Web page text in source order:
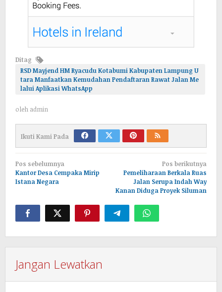
Ditag
RSD Mayjend HM Ryacudu Kotabumi Kabupaten Lampung U
tara Manfaatkan Kemudahan Pendaftaran Rawat Jalan Me
lalui Aplikasi WhatsApp
oleh admin
Ikuti Kami Pada
Navigasi
pos
Pos sebelumnya
Kantor Desa Cempaka Mirip
Istana Negara
Pos berikutnya
Pemeliharaan Berkala Ruas
Jalan Serupa Indah Way
Kanan Diduga Proyek Siluman
Jangan Lewatkan